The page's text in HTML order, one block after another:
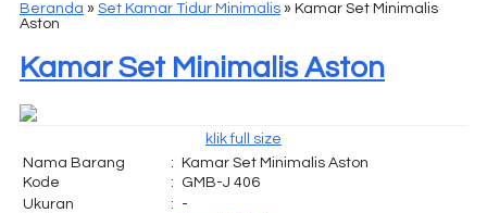
Beranda » Set Kamar Tidur Minimalis » Kamar Set Minimalis
Aston
Kamar Set Minimalis Aston
klik full size
Nama Barang
: Kamar Set Minimalis Aston
Kode
:
GMB-J 406
Ukuran
:
-